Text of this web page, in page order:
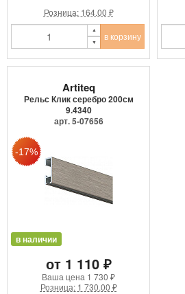
Розница: 164.00 ₽
в корзину
Artiteq
Рельс Клик серебро 200см
9.4340
арт. 5-07656
в наличии
от 1 110 ₽
Ваша цена 1 730 ₽
Розница: 1 730.00 ₽